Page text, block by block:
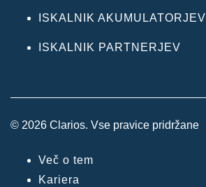
ISKALNIK AKUMULATORJEV
ISKALNIK PARTNERJEV
© 2026 Clarios. Vse pravice pridržane
Več o tem
Kariera